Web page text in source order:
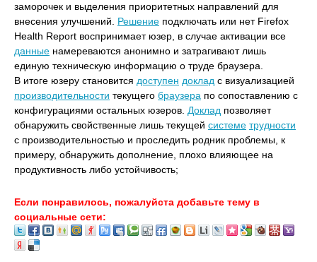
заморочек и выделения приоритетных направлений для
внесения улучшений. Решение подключать или нет Firefox
Health Report воспринимает юзер, в случае активации все
данные намереваются анонимно и затрагивают лишь
единую техническую информацию о труде браузера.
В итоге юзеру становится доступен доклад с визуализацией
производительности текущего браузера по сопоставлению с
конфигурациями остальных юзеров. Доклад позволяет
обнаружить свойственные лишь текущей системе трудности
с производительностью и проследить родник проблемы, к
примеру, обнаружить дополнение, плохо влияющее на
продуктивность либо устойчивость;
Если понравилось, пожалуйста добавьте тему в
социальные сети: